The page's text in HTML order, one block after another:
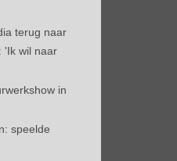
terug naar
'Ik wil naar
in
speelde